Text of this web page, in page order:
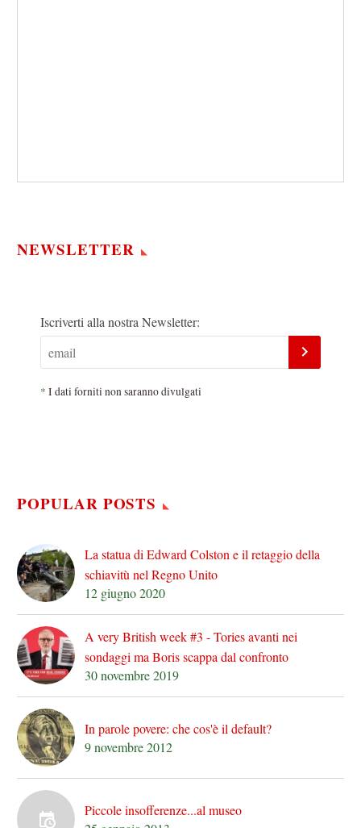
NEWSLETTER
Iscriverti alla nostra Newsletter:
* I dati forniti non saranno divulgati
POPULAR POSTS
La statua di Edward Colston e il retaggio della
schiavitù nel Regno Unito
12 giugno 2020
A very British week #3 - Tories avanti nei
sondaggi ma Boris scappa dal confronto
30 novembre 2019
In parole povere: che cos'è il default?
9 novembre 2012
Piccole insofferenze...al museo